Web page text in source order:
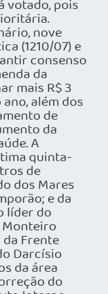
votado, pois
nove
(1210/07) e
consenso
da
mais R$ 3
além dos
de
da
A
quinta-
de
dos Mares
e da
líder do
da Frente
Darcísio
da área
do